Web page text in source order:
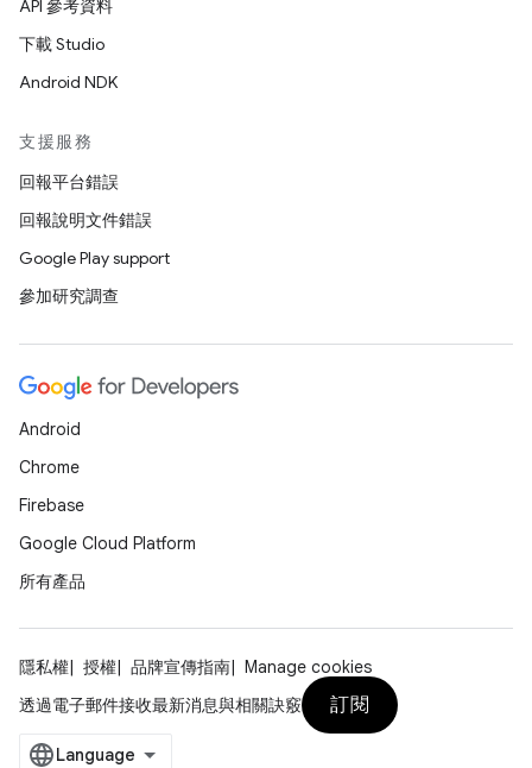
API 參考資料
下載 Studio
Android NDK
支援服務
回報平台錯誤
回報說明文件錯誤
Google Play support
參加研究調查
Android
Chrome
Firebase
Google Cloud Platform
所有產品
隱私權 授權 品牌宣傳指南
Manage cookies
透過電子郵件接收最新消息與相關訣竅
訂閱